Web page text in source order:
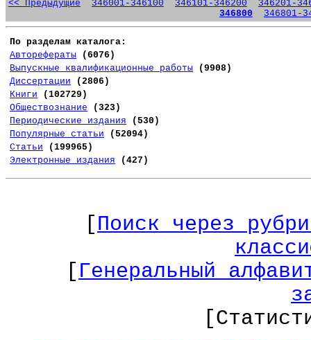
<< Предыдущие 346001-346100 346101-346200
346201-
346800
346801-
По разделам каталога:
Авторефераты
(6076)
Выпускные квалификационные работы
(9908)
Диссертации
(2806)
Книги
(102729)
Обществознание
(323)
Периодические издания
(530)
Популярные статьи
(52094)
Статьи
(199965)
Электронные издания
(427)
[Поиск через
[ Генеральный